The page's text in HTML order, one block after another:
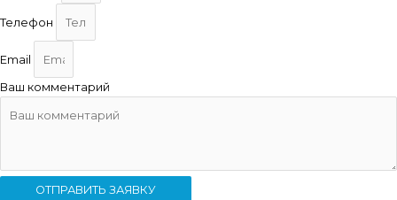
Телефон
Email
Ваш комментарий
ОТПРАВИТЬ ЗАЯВКУ